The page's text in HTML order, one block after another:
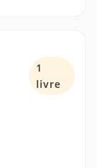
1
livre